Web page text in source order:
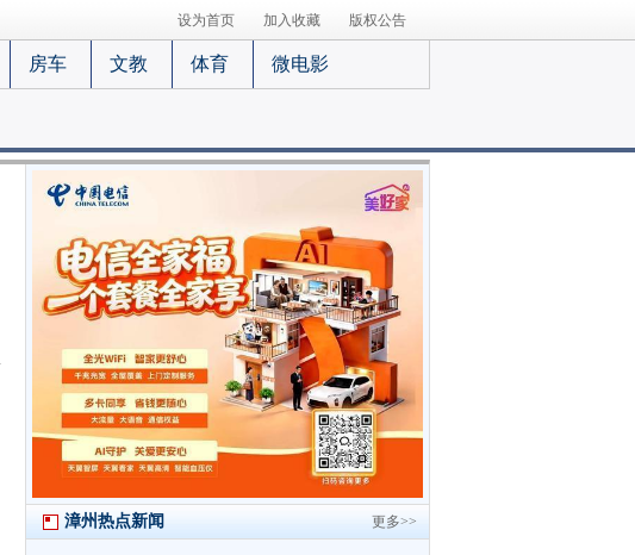
设为首页 加入收藏 版权公告
房车 文教 体育 微电影
更多>>
漳州热点新闻